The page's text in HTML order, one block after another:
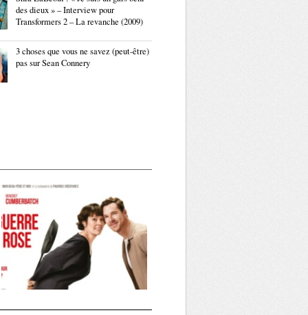
des dieux » – Interview pour
Transformers 2 – La revanche (2009)
3 choses que vous ne savez (peut-être)
pas sur Sean Connery